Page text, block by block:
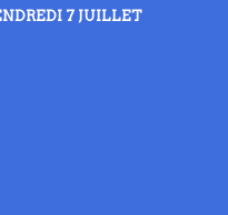
7 JUILLET